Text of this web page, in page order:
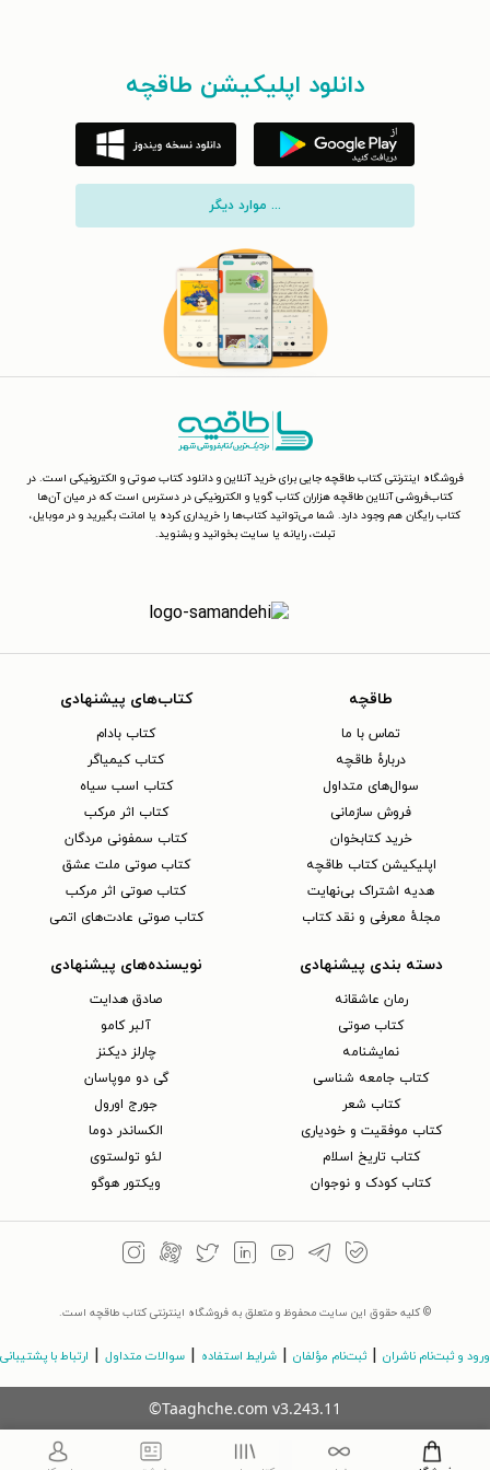
رولان در آخرین سال‌های زندگی خود در ویزلی زندگی و روی
می‌کرد. سرانجام در ۳۰ دسامبر ۱۹۴۴، رولان بر اثر بیماری سل که
از کودکی نیز درگیر آن بود، چشم از جهان فروبست. زندگی‌نامه‌ی
دو جلدی رولان نیز پس از مرگش در سال ۱۹۴۵ منتشر شد.
دانلود اپلیکیشن طاقچه
... موارد دیگر
فروشگاه اینترنتی کتاب طاقچه جایی برای خرید آنلاین و دانلود کتاب صوتی و الکترونیکی است. در
کتاب‌فروشی آنلاین طاقچه هزاران کتاب گویا و الکترونیکی در دسترس است که در میان آن‌ها
کتاب رایگان هم وجود دارد. شما می‌توانید کتاب‌ها را خریداری کرده یا امانت بگیرید و در موبایل،
تبلت، رایانه یا سایت بخوانید و بشنوید.
طاقچه
تماس با ما
دربارهٔ طاقچه
سوال‌های متداول
فروش سازمانی
خرید کتابخوان
اپلیکیشن کتاب طاقچه
هدیه اشتراک بی‌نهایت
مجلهٔ معرفی و نقد کتاب
کتاب‌های پیشنهادی
کتاب بادام
کتاب کیمیاگر
کتاب اسب سیاه
کتاب اثر مرکب
کتاب سمفونی مردگان
کتاب صوتی ملت عشق
کتاب صوتی اثر مرکب
کتاب صوتی عادت‌های اتمی
دسته بندی پیشنهادی
رمان عاشقانه
کتاب‌ صوتی
نمایشنامه
کتاب جامعه شناسی
کتاب شعر
کتاب موفقیت و خودیاری
کتاب تاریخ اسلام
کتاب کودک و نوجوان
نویسنده‌های پیشنهادی
صادق هدایت
آلبر کامو
چارلز دیکنز
گی دو موپاسان
جورج اورول
الکساندر دوما
لئو تولستوی
ویکتور هوگو
© کلیه حقوق این سایت محفوظ و متعلق به فروشگاه اینترنتی کتاب طاقچه است.
ورود و ثبت‌نام ناشران | ثبت‌نام مؤلفان | شرایط استفاده | سوالات متداول | ارتباط با پشتیبانی
©Taaghche.com v3.243.11